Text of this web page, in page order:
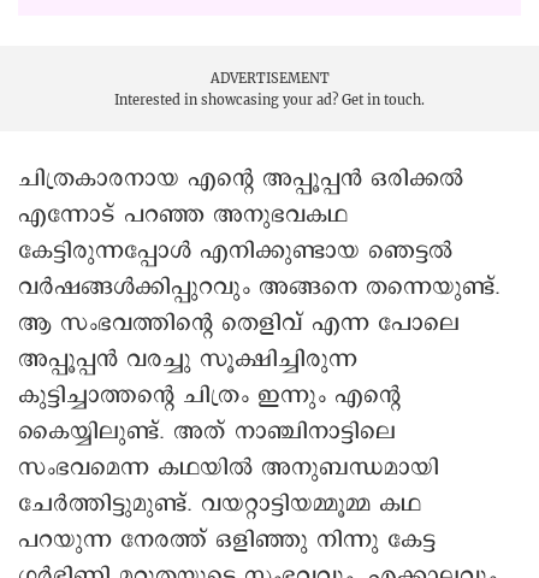
ADVERTISEMENT